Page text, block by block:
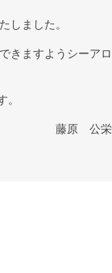
しました。
きますようシーアロ
藤原 公栄